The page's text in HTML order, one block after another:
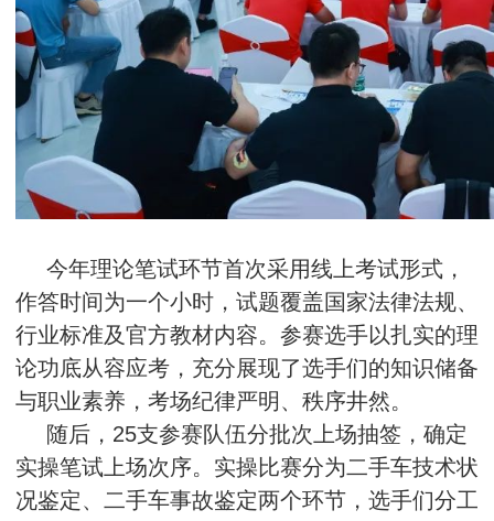
今年理论笔试环节首次采用线上考试形式，
作答时间为一个小时，试题覆盖国家法律法规、
行业标准及官方教材内容。参赛选手以扎实的理
论功底从容应考，充分展现了选手们的知识储备
与职业素养，考场纪律严明、秩序井然。
随后，25支参赛队伍分批次上场抽签，确定
实操笔试上场次序。实操比赛分为二手车技术状
况鉴定、二手车事故鉴定两个环节，选手们分工